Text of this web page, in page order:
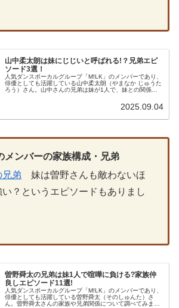
山中柔太朗は妹にじじいと呼ばれる!？兄弟エピ
ソード3選！
人気ダンスボーカルグループ「M!LK」のメンバーであり、
俳優としても活躍している山中柔太朗（やまなか じゅうた
ろう）さん。山中さんの兄弟は妹が1人で、妹との関係性
2025.09.04
メンバーの家族構成・兄弟
兄弟 妹は曽野さんも敵わないほ
い？というエピソードもありまし
曽野舜太の兄弟は妹1人で喧嘩に負ける?家族仲
良しエピソード11選!
人気ダンスボーカルグループ「M!LK」のメンバーであり、
俳優としても活躍している曽野舜太（そのしゅんた）さ
ん。曽野舜太さんの家族や兄弟関係について調べてみまし